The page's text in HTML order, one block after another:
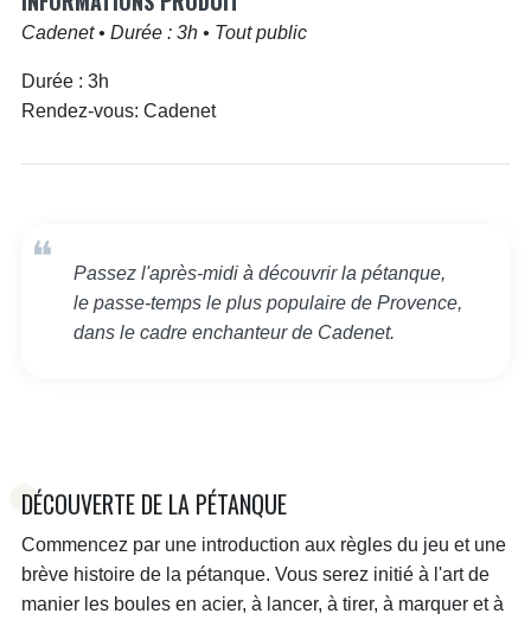
Cadenet• Durée : 3h• Tout public
Durée : 3h
Rendez-vous: Cadenet
Passez l'après-midi à découvrir la pétanque,
le passe-temps le plus populaire de Provence,
dans le cadre enchanteur de Cadenet.
DÉCOUVERTE DE LA PÉTANQUE
Commencez par une introduction aux règles du jeu et une
brève histoire de la pétanque. Vous serez initié à l'art de
manier les boules en acier, à lancer, à tirer, à marquer et à